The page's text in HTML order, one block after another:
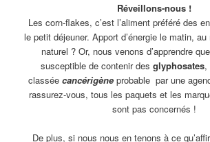
Réveillons-nous !
Les corn-flakes, c’est l’aliment préféré des
le petit déjeuner. Apport d’énergie le matin,
naturel ? Or, nous venons d’apprendre
susceptible de contenir des glyphosates,
classée cancérigène probable par une
rassurez-vous, tous les paquets et les
sont pas concernés !
De plus, si nous nous en tenons à ce